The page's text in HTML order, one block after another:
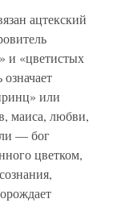
ацтекский
и «цветистых
или
маиса, любви,
— бог
цветком,